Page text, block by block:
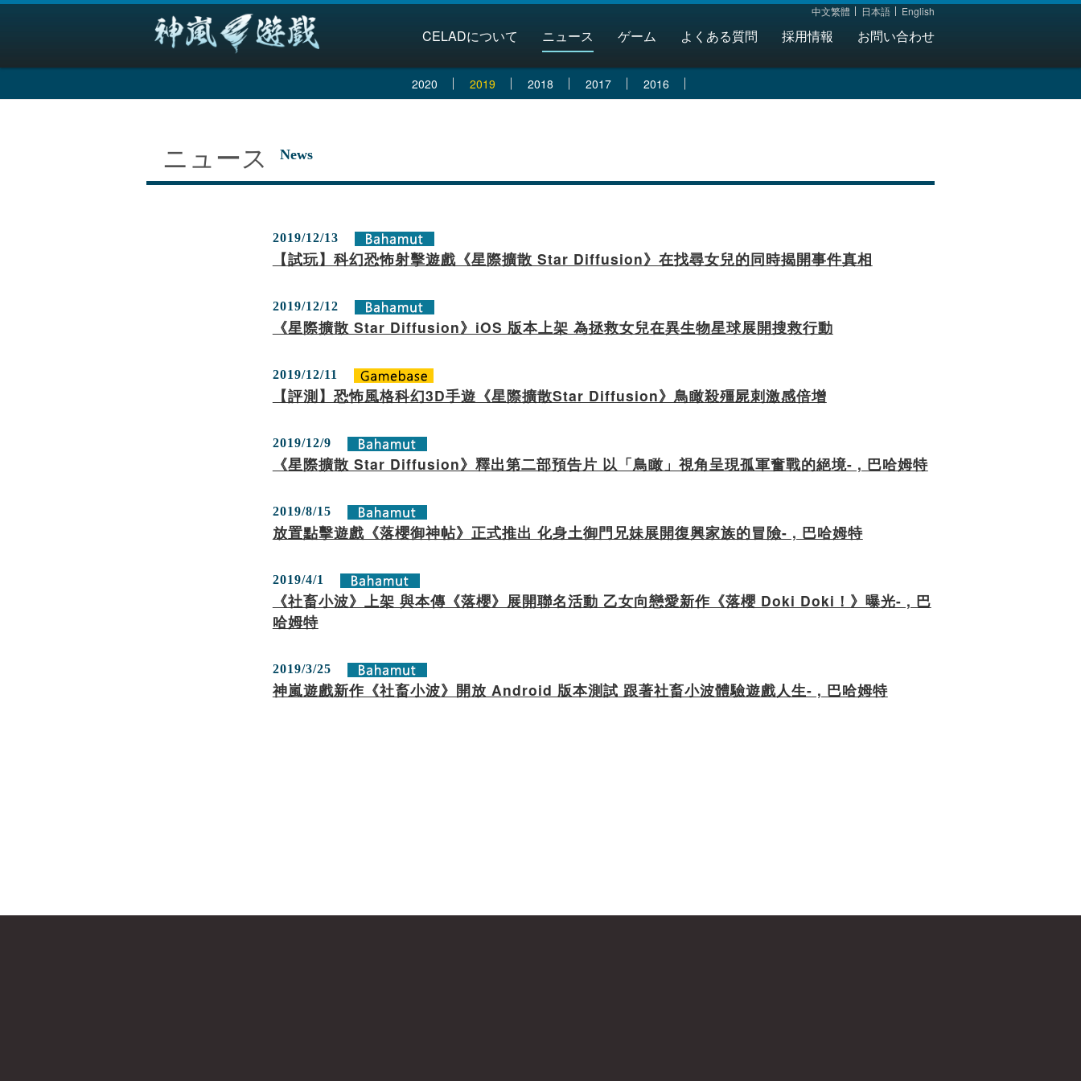
Celad Taiwan
CELADについて ニュース
2020 2019 2018 2017 2016
ゲーム よくある質問 採用情報 お問い合わせ
中文繁體 日本語 English
ニュース News
2019/12/13
【試玩】科幻恐怖射擊遊戲《星際擴散 Star Diffusion》在找尋女兒的同時揭開事件真相
2019/12/12
《星際擴散 Star Diffusion》iOS 版本上架 為拯救女兒在異生物星球展開搜救行動
2019/12/11
【評測】恐怖風格科幻3D手遊《星際擴散Star Diffusion》鳥瞰殺殭屍刺激感倍增
2019/12/9
《星際擴散 Star Diffusion》釋出第二部預告片 以「鳥瞰」視角呈現孤軍奮戰的絕境- , 巴哈姆特
2019/8/15
放置點擊遊戲《落櫻御神帖》正式推出 化身土御門兄妹展開復興家族的冒險- , 巴哈姆特
2019/4/1
《社畜小波》上架 與本傳《落櫻》展開聯名活動 乙女向戀愛新作《落櫻 Doki Doki！》曝光- , 巴
哈姆特
2019/3/25
神嵐遊戲新作《社畜小波》開放 Android 版本測試 跟著社畜小波體驗遊戲人生- , 巴哈姆特